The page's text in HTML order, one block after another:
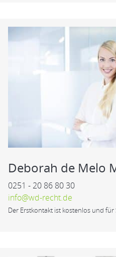
Deborah de Melo
0251 - 20 86 80 30
info@wd-recht.de
Der Erstkontakt ist kostenlos und